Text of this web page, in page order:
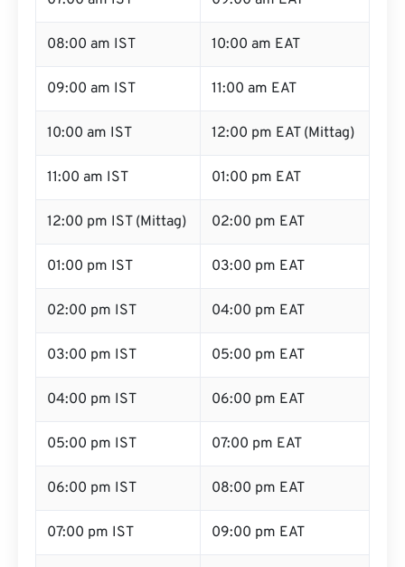
08:00 am IST 10:00 am EAT
09:00 am IST 11:00 am EAT
10:00 am IST 12:00 pm EAT (Mittag)
11:00 am IST 01:00 pm EAT
12:00 pm IST (Mittag) 02:00 pm EAT
01:00 pm IST 03:00 pm EAT
02:00 pm IST 04:00 pm EAT
03:00 pm IST 05:00 pm EAT
04:00 pm IST 06:00 pm EAT
05:00 pm IST 07:00 pm EAT
06:00 pm IST 08:00 pm EAT
07:00 pm IST 09:00 pm EAT